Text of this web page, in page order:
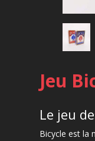
Jeu
Le jeu
Bicycle est la